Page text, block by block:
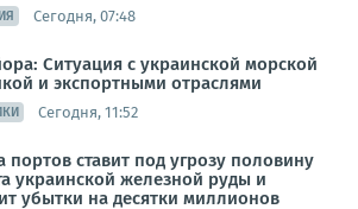
Сегодня, 07:48
Ситуация с украинской морской
и экспортными отраслями
Сегодня, 11:52
портов ставит под угрозу половину
украинской железной руды и
убытки на десятки миллионов